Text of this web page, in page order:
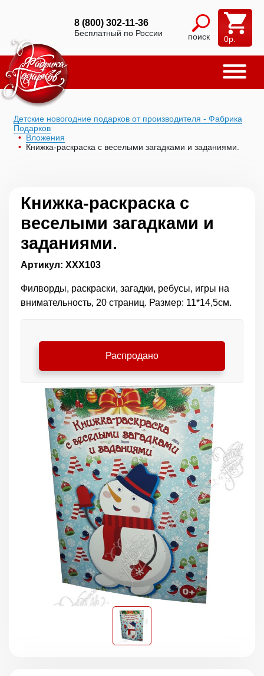
8 (800) 302-11-36
Бесплатный по России поиск 0р.
Детские новогодние подарков от производителя - Фабрика
Подарков
Вложения
Книжка-раскраска с веселыми загадками и заданиями.
Книжка-раскраска с
веселыми загадками и
заданиями.
Артикул: ХХХ103
Филворды, раскраски, загадки, ребусы, игры на
внимательность, 20 страниц. Размер: 11*14,5см.
Распродано